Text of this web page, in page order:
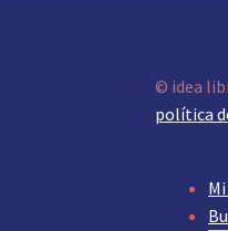
© idea
política